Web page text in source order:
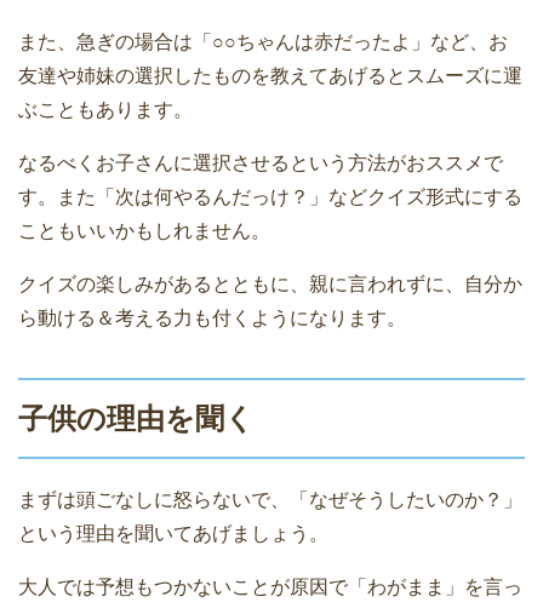
また、急ぎの場合は「○○ちゃんは赤だったよ」など、お
友達や姉妹の選択したものを教えてあげるとスムーズに運
ぶこともあります。
なるべくお子さんに選択させるという方法がおススメで
す。また「次は何やるんだっけ？」などクイズ形式にする
こともいいかもしれません。
クイズの楽しみがあるとともに、親に言われずに、自分か
ら動ける＆考える力も付くようになります。
子供の理由を聞く
まずは頭ごなしに怒らないで、「なぜそうしたいのか？」
という理由を聞いてあげましょう。
大人では予想もつかないことが原因で「わがまま」を言っ